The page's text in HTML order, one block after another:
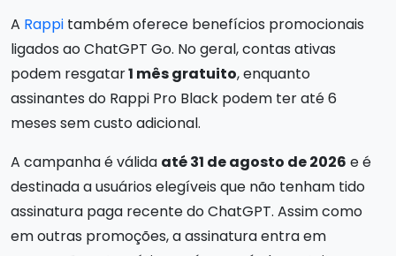
A Rappi também oferece benefícios promocionais
ligados ao ChatGPT Go. No geral, contas ativas
podem resgatar1 mês gratuito, enquanto
assinantes do Rappi Pro Black podem ter até 6
meses sem custo adicional.
A campanha é válida até 31 de agosto de 2026 e é
destinada a usuários elegíveis que não tenham tido
assinatura paga recente do ChatGPT. Assim como
em outras promoções, a assinatura entra em